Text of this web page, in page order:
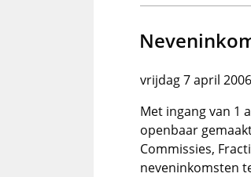
tonen/verbergen
vrijdag 7 april
Met ingang van 1
openbaar
Commissies,
neveninkomsten